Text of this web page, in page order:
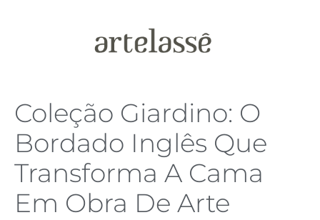
Coleção Giardino: O
Bordado Inglês Que
Transforma A Cama
Em Obra De Arte